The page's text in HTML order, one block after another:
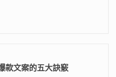
款文案的五大訣竅